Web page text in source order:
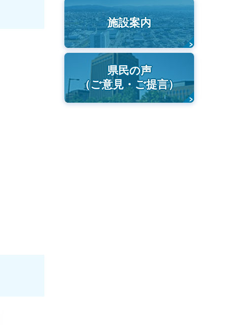
施設案内
県民の声
（ご意見・ご提言）